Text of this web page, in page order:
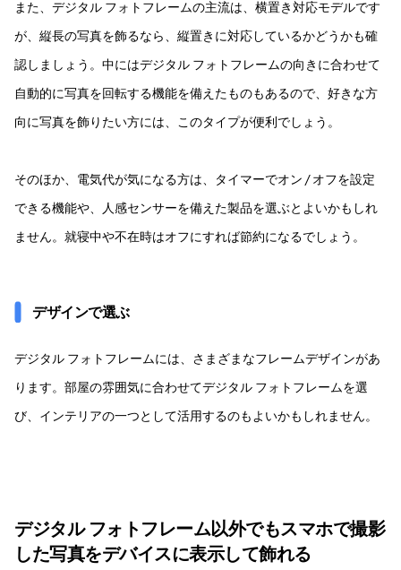
また、デジタル フォトフレームの主流は、横置き対応モデルです
が、縦長の写真を飾るなら、縦置きに対応しているかどうかも確
認しましょう。中にはデジタル フォトフレームの向きに合わせて
自動的に写真を回転する機能を備えたものもあるので、好きな方
向に写真を飾りたい方には、このタイプが便利でしょう。
そのほか、電気代が気になる方は、タイマーでオン / オフを設定
できる機能や、人感センサーを備えた製品を選ぶとよいかもしれ
ません。就寝中や不在時はオフにすれば節約になるでしょう。
デザインで選ぶ
デジタル フォトフレームには、さまざまなフレームデザインがあ
ります。部屋の雰囲気に合わせてデジタル フォトフレームを選
び、インテリアの一つとして活用するのもよいかもしれません。
デジタル フォトフレーム以外でもスマホで撮影
した写真をデバイスに表示して飾れる